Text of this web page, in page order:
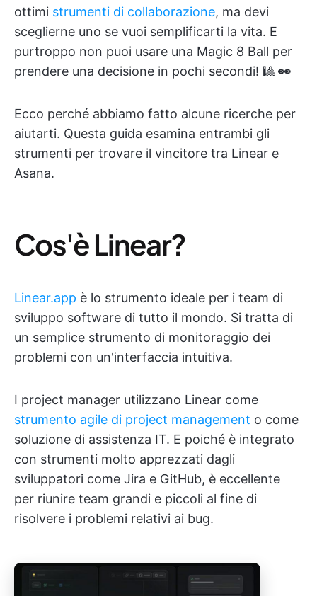
ottimi strumenti di collaborazione, ma devi
sceglierne uno se vuoi semplificarti la vita. E
purtroppo non puoi usare una Magic 8 Ball per
prendere una decisione in pochi secondi! 🎱👀
Ecco perché abbiamo fatto alcune ricerche per
aiutarti. Questa guida esamina entrambi gli
strumenti per trovare il vincitore tra Linear e
Asana.
Cos'è Linear?
Linear.app è lo strumento ideale per i team di
sviluppo software di tutto il mondo. Si tratta di
un semplice strumento di monitoraggio dei
problemi con un'interfaccia intuitiva.
I project manager utilizzano Linear come
strumento agile di project management o come
soluzione di assistenza IT. E poiché è integrato
con strumenti molto apprezzati dagli
sviluppatori come Jira e GitHub, è eccellente
per riunire team grandi e piccoli al fine di
risolvere i problemi relativi ai bug.